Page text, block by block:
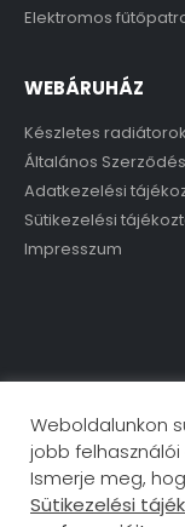
Elektromos
WEBÁRUHÁZ
Készletes radiátorok
Általános
Adatkezelési
Sütikezelési
Impresszum
Weboldalunkon
jobb
Ismerje meg,
Sütikezelési